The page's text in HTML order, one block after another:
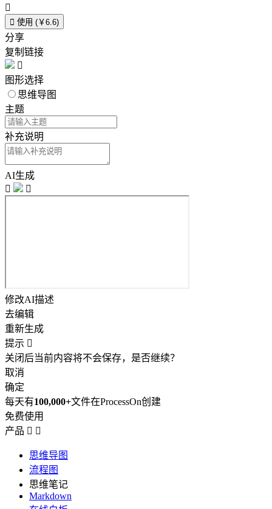

 使用 (￥6.6)
分享
复制链接

图形选择
思维导图
主题
补充说明
AI生成


修改AI描述
去编辑
重新生成
提示 
关闭后当前内容将不会保存，是否继续？
取消
确定
每天有100,000+文件在ProcessOn创建
免费使用
产品  
思维导图
流程图
思维笔记
Markdown